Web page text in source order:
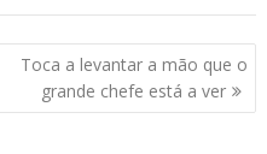
Toca a levantar a mão que o
grande chefe está a ver